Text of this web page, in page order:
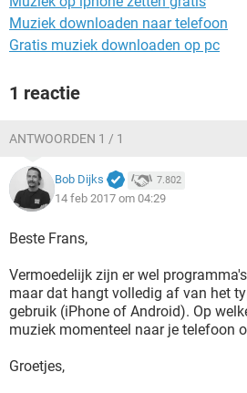
Muziek downloaden naar telefoon
Gratis muziek downloaden op pc
1 reactie
ANTWOORDEN 1 / 1
Bob Dijks 7.802
14 feb 2017 om 04:29
Beste Frans,
Vermoedelijk zijn er wel
maar dat hangt volledig af van het
gebruik (iPhone of Android). Op
muziek momenteel naar je telefoon
Groetjes,